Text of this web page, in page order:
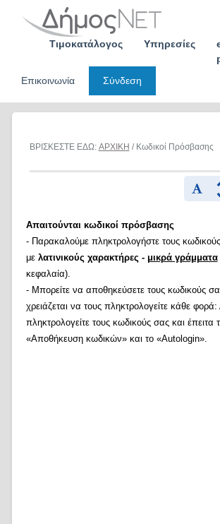
Τιμοκατάλογος Υπηρεσίες
Επικοινωνία
Σύνδεση
ΒΡΙΣΚΕΣΤΕ ΕΔΩ: ΑΡΧΙΚΗ / Κωδικοί Πρόσβασης
Απαιτούνται κωδικοί πρόσβασης
- Παρακαλούμε πληκτρολογήστε τους
με λατινικούς χαρακτήρες - μικρά γράμματα
κεφαλαία).
- Μπορείτε να αποθηκεύσετε τους κωδικούς
χρειάζεται να τους πληκτρολογείτε κάθε φορά:
πληκτρολογείτε τους κωδικούς σας και έπειτα
«Αποθήκευση κωδικών» και το «Autologin».